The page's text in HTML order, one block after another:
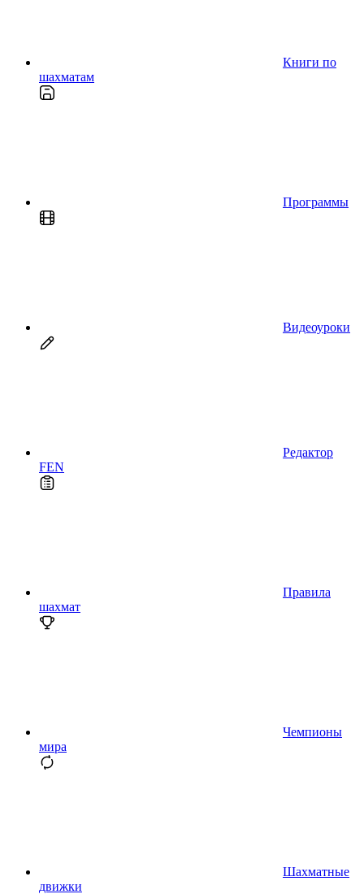
Книги по
шахматам
Программы
Видеоуроки
Редактор
FEN
Правила
шахмат
Чемпионы
мира
Шахматные
движки